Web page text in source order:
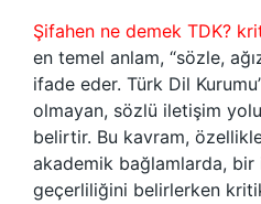
Şifahen ne demek TDK?
en temel anlam, “sözle,
ifade eder. Türk Dil
olmayan, sözlü iletişim
belirtir. Bu kavram,
akademik bağlamlarda, bir
geçerliliğini belirlerken